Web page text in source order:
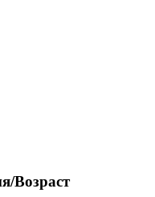
Возраст